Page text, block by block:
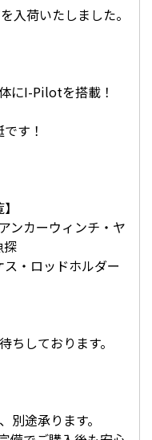
入荷いたしました。
にI-Pilotを搭載！
す！
ンカーウィンチ・ヤ
探
・ロッドホルダー
ちしております。
途承ります。